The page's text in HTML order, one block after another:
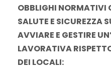
OBBLIGHI NORMATIVI
SALUTE E SICUREZZA
AVVIARE E GESTIRE
LAVORATIVA
DEI LOCALI: